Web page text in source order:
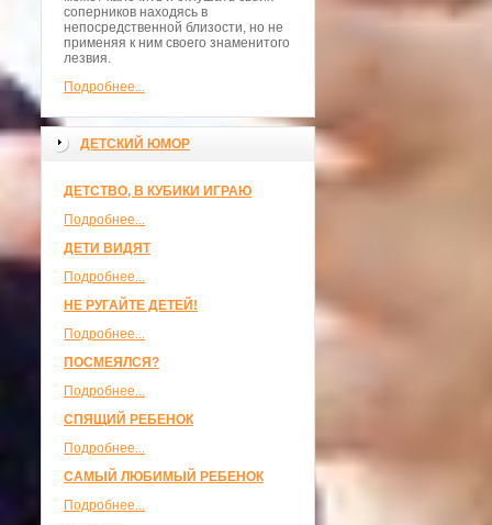
соперников находясь в
непосредственной близости, но не
применяя к ним своего знаменитого
лезвия.
Подробнее...
ДЕТСКИЙ ЮМОР
ДЕТСТВО, В КУБИКИ ИГРАЮ
Подробнее...
ДЕТИ ВИДЯТ
Подробнее...
НЕ РУГАЙТЕ ДЕТЕЙ!
Подробнее...
ПОСМЕЯЛСЯ?
Подробнее...
СПЯЩИЙ РЕБЕНОК
Подробнее...
САМЫЙ ЛЮБИМЫЙ РЕБЕНОК
Подробнее...